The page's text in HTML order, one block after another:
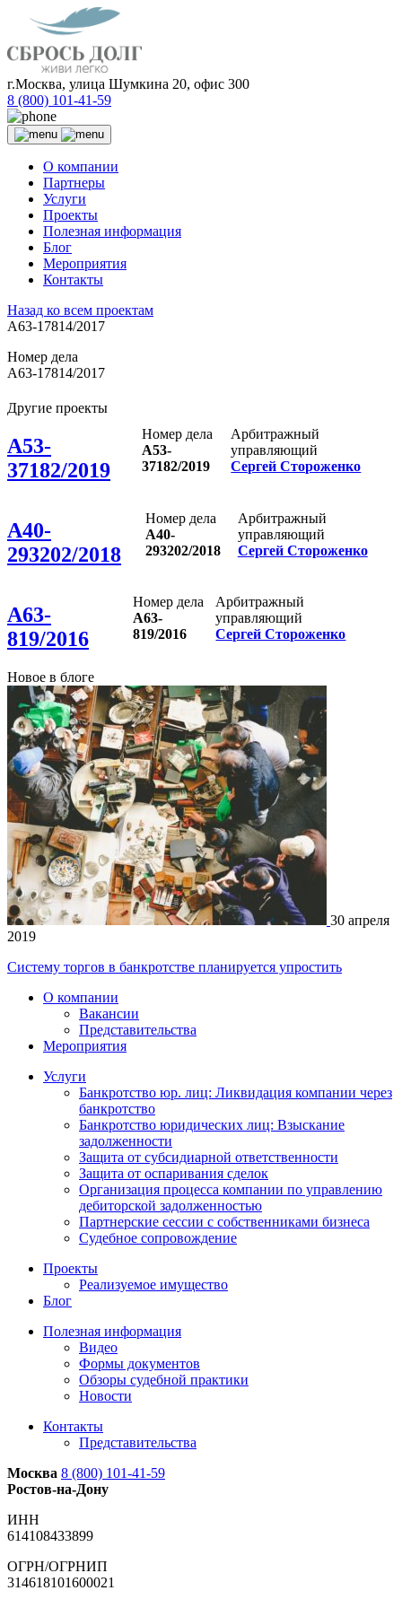
г.Москва, улица Шумкина 20, офис 300
8 (800) 101-41-59
О компании
Партнеры
Услуги
Проекты
Полезная информация
Блог
Мероприятия
Контакты
Назад ко всем проектам
А63-17814/2017
Номер дела
А63-17814/2017
Другие проекты
А53-
37182/2019
Номер дела
А53-
37182/2019
Арбитражный
управляющий
Сергей Стороженко
А40-
293202/2018
Номер дела
А40-
293202/2018
Арбитражный
управляющий
Сергей Стороженко
А63-
819/2016
Номер дела
А63-
819/2016
Арбитражный
управляющий
Сергей Стороженко
Новое в блоге
30 апреля
2019
Систему торгов в банкротстве планируется упростить
О компании
Вакансии
Представительства
Мероприятия
Услуги
Банкротство юр. лиц: Ликвидация компании через
банкротство
Банкротство юридических лиц: Взыскание
задолженности
Защита от субсидиарной ответственности
Защита от оспаривания сделок
Организация процесса компании по управлению
дебиторской задолженностью
Партнерские сессии с собственниками бизнеса
Судебное сопровождение
Проекты
Реализуемое имущество
Блог
Полезная информация
Видео
Формы документов
Обзоры судебной практики
Новости
Контакты
Представительства
Москва 8 (800) 101-41-59
Ростов-на-Дону
ИНН
614108433899
ОГРН/ОГРНИП
314618101600021